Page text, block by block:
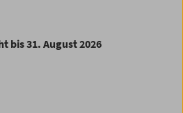
bis 31. August 2026